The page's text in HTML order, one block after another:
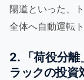
陽道といった、
全体へ自動運転
2. 「荷役分離
ラックの投資